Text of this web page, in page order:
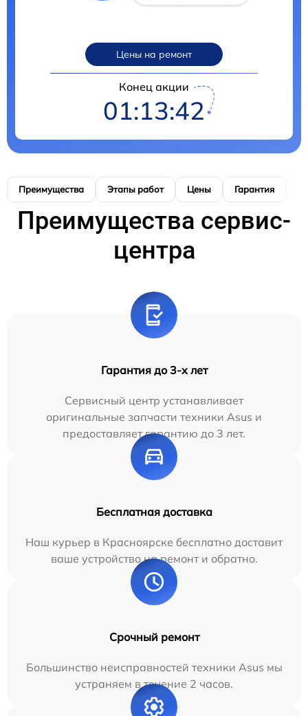
Цены на ремонт
Конец акции
01:13:41
Преимущества Этапы работ Цены Гарантия
Преимущества сервис-
центра
Гарантия до 3-х лет
Сервисный центр устанавливает
оригинальные запчасти техники Asus и
предоставляет гарантию до 3 лет.
Бесплатная доставка
Наш курьер в Красноярске бесплатно доставит
ваше устройство на ремонт и обратно.
Срочный ремонт
Большинство неисправностей техники Asus мы
устраняем в течение 2 часов.